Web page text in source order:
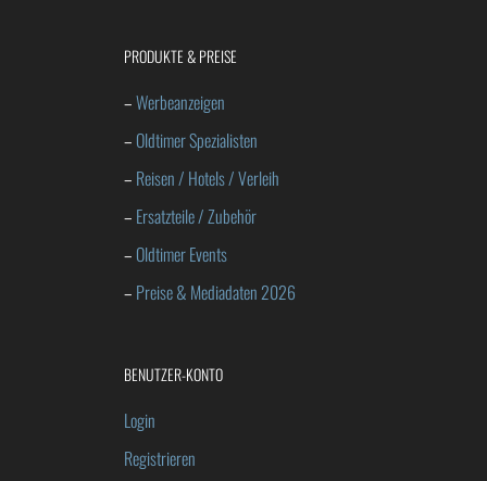
PRODUKTE & PREISE
–Werbeanzeigen
– Oldtimer Spezialisten
– Reisen / Hotels / Verleih
– Ersatzteile / Zubehör
– Oldtimer Events
– Preise & Mediadaten 2026
BENUTZER-KONTO
Login
Registrieren